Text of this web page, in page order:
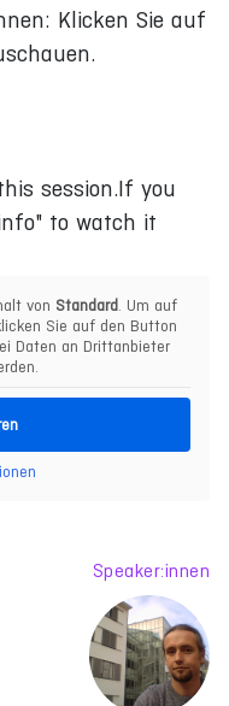
Klicken Sie auf
session.If you
to watch it
von Standard . Um auf
Sie auf den Button
Daten an Drittanbieter
Speaker:innen